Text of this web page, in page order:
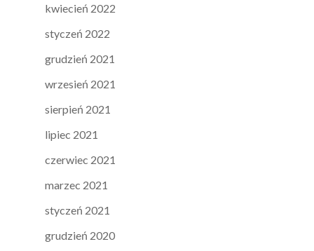
kwiecień 2022
styczeń 2022
grudzień 2021
wrzesień 2021
sierpień 2021
lipiec 2021
czerwiec 2021
marzec 2021
styczeń 2021
grudzień 2020